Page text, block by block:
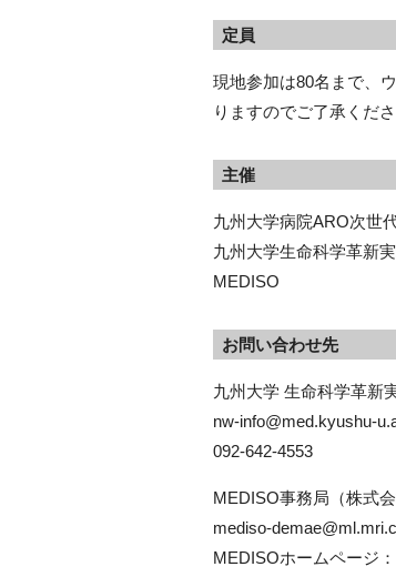
定員
現地参加は80名まで、
りますのでご了承くださ
主催
九州大学病院ARO次世
九州大学生命科学革新
MEDISO
お問い合わせ先
九州大学 生命科学革新
nw-info@med.kyushu-
092-642-4553
MEDISO事務局（株式
mediso-
MEDISOホームページ